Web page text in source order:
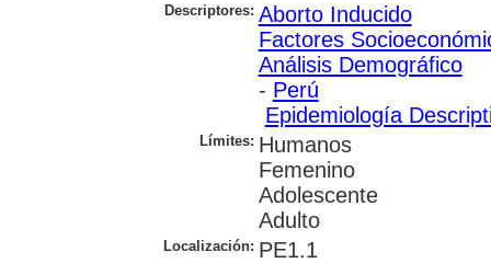
Descriptores: Aborto Inducido
Factores
Análisis Demográfico
- Perú
Epidemiología
Límites: Humanos
Femenino
Adolescente
Adulto
Localización: PE1.1